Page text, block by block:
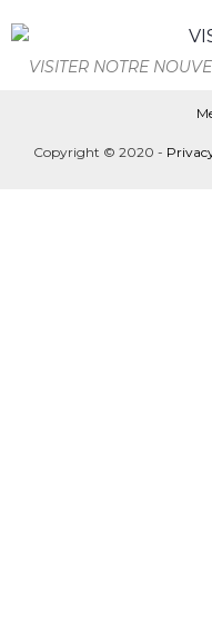
VISITER NOTRE
Copyright © 2020 -